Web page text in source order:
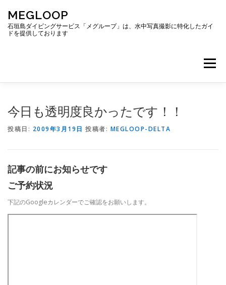
ッ
MEGLOOP
石垣島ダイビングサービス「メグループ」は、水中写真撮影に特化したガイ
ドを提供しております
メニュー
今日も透明度良かったです！！
投稿日: 2009年3月19日 投稿者: MEGLOOP-DELTA
記事の前にお知らせです
ご予約状況
下記のGoogleカレンダーでご確認をお願いします。